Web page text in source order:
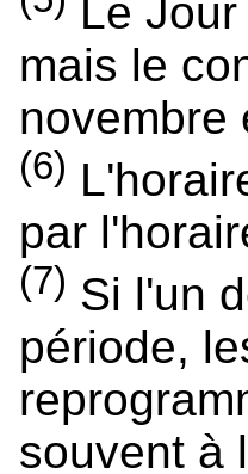
Le
mais le
novembre
(6)
par
(7) Si l'un
période,
souvent à